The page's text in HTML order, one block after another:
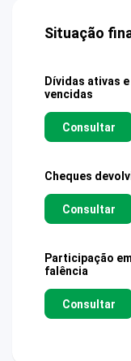
Situação
Dívidas ativas e
vencidas
Consultar
Cheques
Consultar
Participação em
falência
Consultar